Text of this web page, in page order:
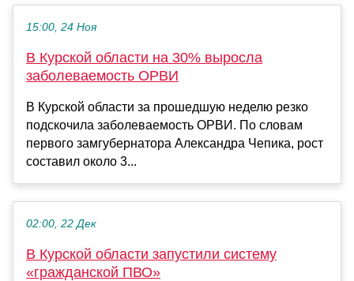
15:00, 24 Ноя
В Курской области на 30% выросла
заболеваемость ОРВИ
В Курской области за прошедшую неделю резко
подскочила заболеваемость ОРВИ. По словам
первого замгубернатора Александра Чепика, рост
составил около 3...
02:00, 22 Дек
В Курской области запустили систему
«гражданской ПВО»